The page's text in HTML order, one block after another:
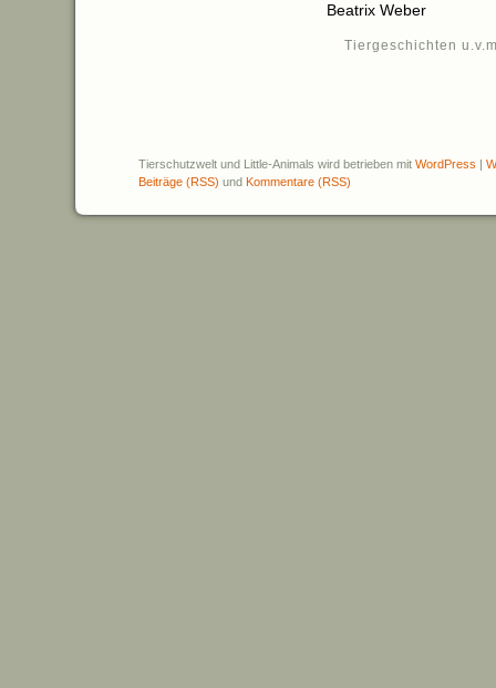
Beatrix Weber
Tiergeschichten
Tierschutzwelt und Little-Animals wird betrieben mit WordPress |
Beiträge (RSS) und Kommentare (RSS)